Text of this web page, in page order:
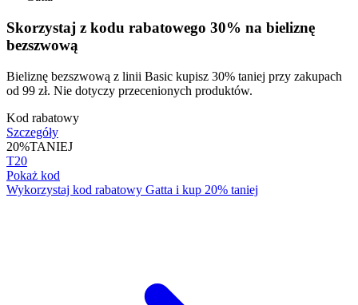
Skorzystaj z kodu rabatowego 30% na bieliznę
bezszwową
Bieliznę bezszwową z linii Basic kupisz 30% taniej przy zakupach
od 99 zł. Nie dotyczy przecenionych produktów.
Kod rabatowy
Szczegóły
20%TANIEJ
T20
Pokaż kod
Wykorzystaj kod rabatowy Gatta i kup 20% taniej